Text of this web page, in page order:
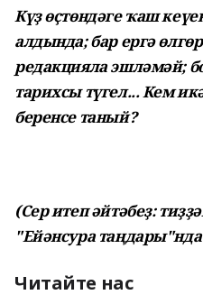
Күҙ өҫтөндәге ҡаш
алдында; бар ергә
редакцияла эшләмәй;
тарихсы түгел... Кем
беренсе таный?
(Сер итеп әйтәбеҙ:
"Ейәнсура
Читайте нас